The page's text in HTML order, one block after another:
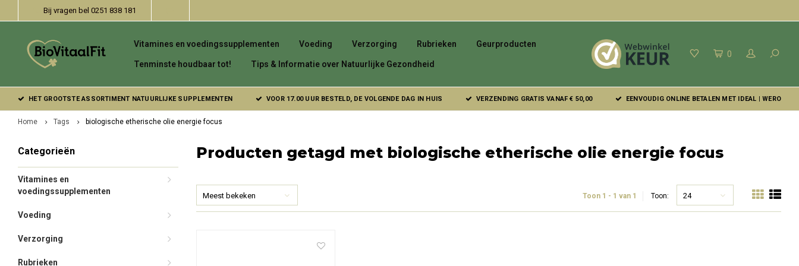
Bij vragen bel 0251 838 181
Vitamines en voedingssupplementen Voeding Verzorging Rubrieken Geurproducten
Tenminste houdbaar tot! Tips & Informatie over Natuurlijke Gezondheid
0
HET GROOTSTE ASSORTIMENT NATUURLIJKE SUPPLEMENTEN VOOR 17.00 UUR BESTELD, DE VOLGENDE DAG IN HUIS VERZENDING GRATIS VANAF € 50,00 EENVOUDIG ONLINE BETALEN MET IDEAL | WERO
Home Tags biologische etherische olie energie focus
Categorieën
Vitamines en
voedingssupplementen
Voeding
Verzorging
Rubrieken
Producten getagd met biologische etherische olie energie focus
Meest bekeken Toon 1 - 1 van 1 Toon: 24